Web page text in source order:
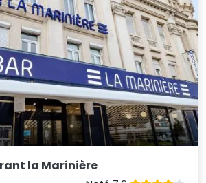
la Marinière